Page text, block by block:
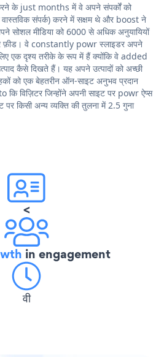
के just months में वे अपने संपर्कों को
संपर्क) करने में सक्षम थे और boost ने
सोशल मीडिया को 6000 से अधिक अनुयायियों
फ़ीड। वे constantly powr स्लाइडर अपने
एक दृश्य तरीके के रूप में हैं क्योंकि वे added
कैसे दिखते हैं। यह अपने उत्पादों को अच्छी
को एक बेहतरीन ऑन-साइट अनुभव प्रदान
विज़िटर जिन्होंने अपनी साइट पर powr ऐप्स
किसी अन्य व्यक्ति की तुलना में 2.5 गुना
<
in engagement
वी